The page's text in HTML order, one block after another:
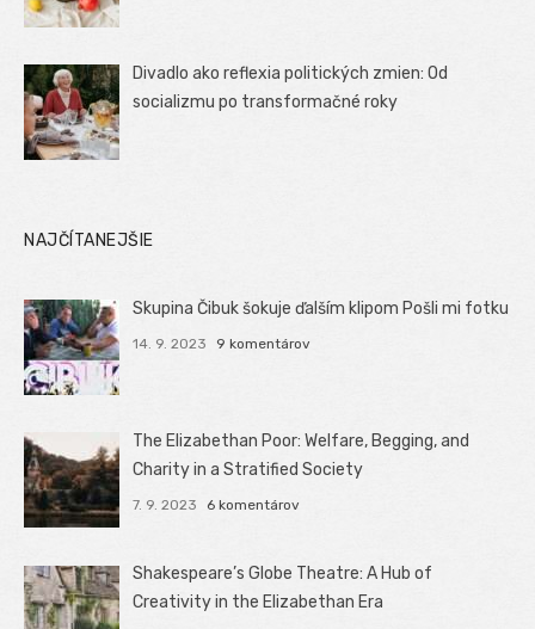
Divadlo ako reflexia politických zmien: Od
socializmu po transformačné roky
NAJČÍTANEJŠIE
Skupina Čibuk šokuje ďalším klipom Pošli mi fotku
14. 9. 2023 9 komentárov
The Elizabethan Poor: Welfare, Begging, and
Charity in a Stratified Society
7. 9. 2023 6 komentárov
Shakespeare’s Globe Theatre: A Hub of
Creativity in the Elizabethan Era